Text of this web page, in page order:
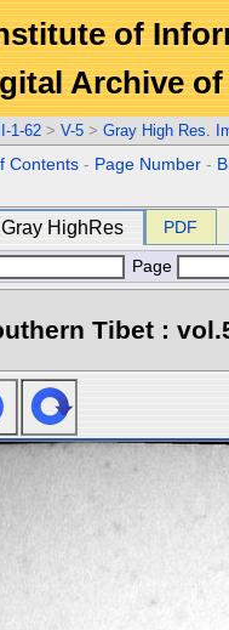
of
Archive
1-62 > V-5 > Gray High Res.
Contents - Page Number -
Gray HighRes PDF
Page
Tibet :